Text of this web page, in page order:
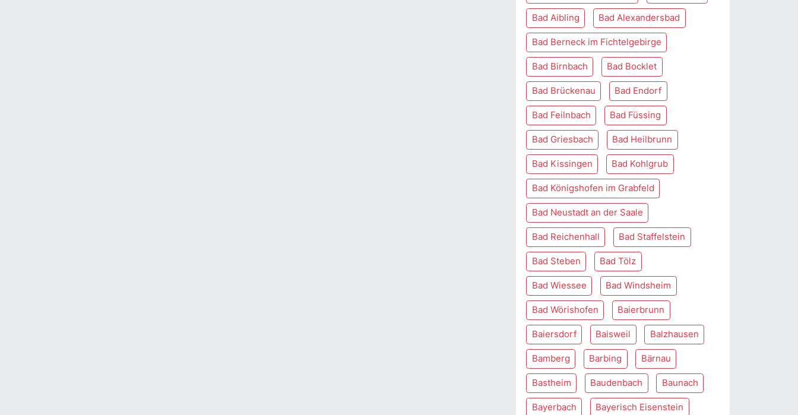
Bad Aibling Bad Alexandersbad
Bad Berneck im Fichtelgebirge
Bad Birnbach Bad Bocklet
Bad Brückenau Bad Endorf
Bad Feilnbach Bad Füssing
Bad Griesbach Bad Heilbrunn
Bad Kissingen Bad Kohlgrub
Bad Königshofen im Grabfeld
Bad Neustadt an der Saale
Bad Reichenhall Bad Staffelstein
Bad Steben Bad Tölz
Bad Wiessee Bad Windsheim
Bad Wörishofen Baierbrunn
Baiersdorf Baisweil Balzhausen
Bamberg Barbing Bärnau
Bastheim Baudenbach Baunach
Bayerbach Bayerisch Eisenstein